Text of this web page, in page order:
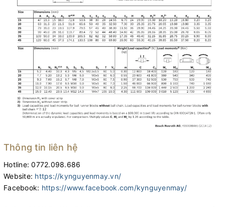
Thông tin liên hệ
Hotline: 0772.098.686
Website: https://kynguyenmay.vn/
Facebook: https://www.facebook.com/kynguyenmay/